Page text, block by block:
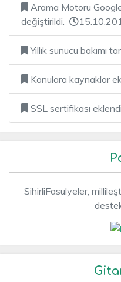
Arama Motoru
değiştirildi.
Yıllık sunucu bakımı
Konulara kaynaklar
SSL sertifikası
SihirliFasulyeler,